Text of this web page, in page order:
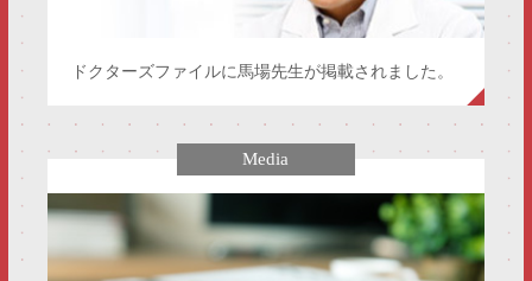
ドクターズファイルに馬場先生が掲載されました。
Media